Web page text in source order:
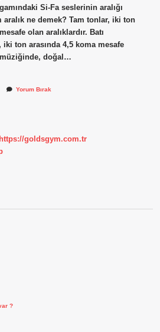
Si-Fa seslerinin aralığı
ne demek? Tam tonlar, iki ton
olan aralıklardır. Batı
ton arasında 4,5 koma mesafe
müziğinde, doğal…
Yorum Bırak
https://goldsgym.com.tr
?